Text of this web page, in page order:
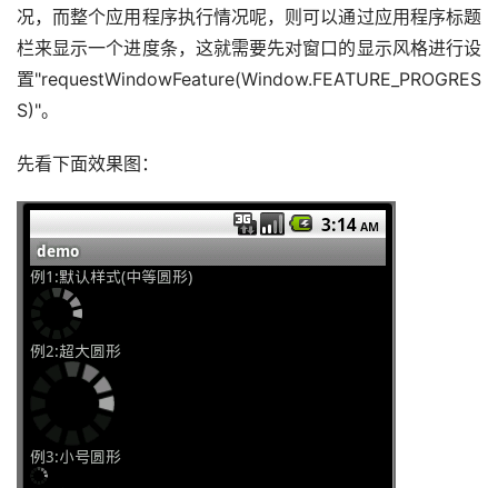
况，而整个应用程序执行情况呢，则可以通过应用程序标题
栏来显示一个进度条，这就需要先对窗口的显示风格进行设
置"requestWindowFeature(Window.FEATURE_PROGRES
S)"。
先看下面效果图：